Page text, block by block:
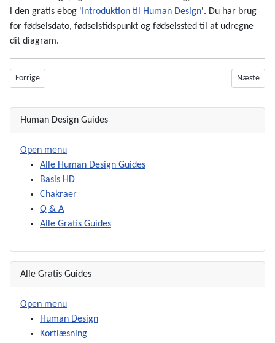
i den gratis ebog ' Introduktion til Human Design'. Du har brug
for fødselsdato, fødselstidspunkt og fødselssted til at udregne
dit diagram.
Forrige artikel: Ikke-selvet - din modsætning til dit autentiske jeg
Forrige Næste
Næste
Human Design Guides
Open menu
Alle Human Design Guides
Basis HD
Chakraer
Q & A
Alle Gratis Guides
Alle Gratis Guides
Open menu
Human Design
Kortlæsning